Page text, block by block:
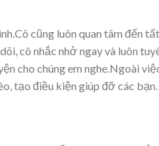
cũng luôn quan tâm đến
cô nhắc nhở ngay và luôn
cho chúng em nghe.Ngoài
tạo điều kiện giúp đỡ các bạn.